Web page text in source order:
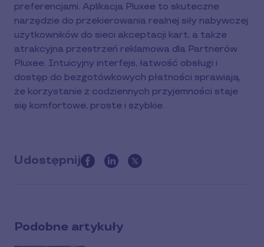
preferencjami. Aplikacja Pluxee to skuteczne
narzędzie do przekierowania realnej siły nabywczej
użytkowników do sieci akceptacji kart, a także
atrakcyjna przestrzeń reklamowa dla Partnerów
Pluxee. Intuicyjny interfejs, łatwość obsługi i
dostęp do bezgotówkowych płatności sprawiają,
że korzystanie z codziennych przyjemności staje
się komfortowe, proste i szybkie.
Udostępnij
this
media
Podobne artykuły